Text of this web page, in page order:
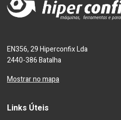
EN356, 29 Hiperconfix Lda
2440-386 Batalha
Mostrar no mapa
Links Úteis